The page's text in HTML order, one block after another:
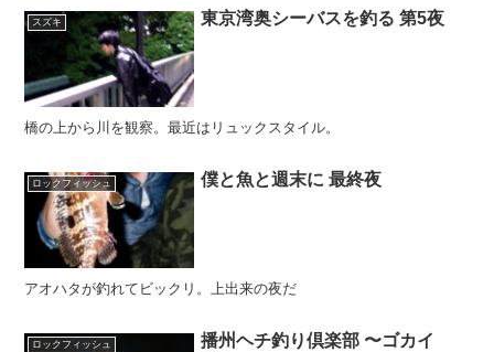
スズキ 東京湾奥シーバスを釣る 第5夜
橋の上から川を観察。最近はリュックスタイル。
ロックフィッシュ 僕と魚と週末に 最終夜
アオハタが釣れてビックリ。上出来の夜だ
ロックフィッシュ
播州ヘチ釣り倶楽部 〜ゴカイ